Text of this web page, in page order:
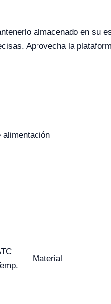
almacenado en su
Aprovecha la
alimentación
Material